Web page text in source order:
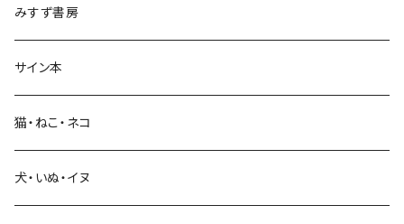
生活・暮らし
みすず書房
サイン本
猫・ねこ・ネコ
犬・いぬ・イヌ